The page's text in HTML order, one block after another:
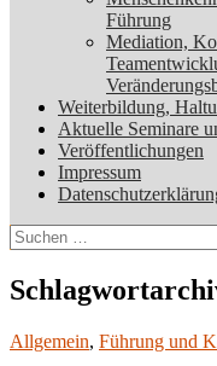
Führung
Mediation,
Weiterbildung,
Aktuelle Seminare
Veröffentlichungen
Impressum
Suchen
nach:
Allgemein, Führung und